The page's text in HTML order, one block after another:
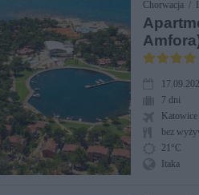
Chorwacja /
7 dni
Katowice
bez
21°C
Itaka